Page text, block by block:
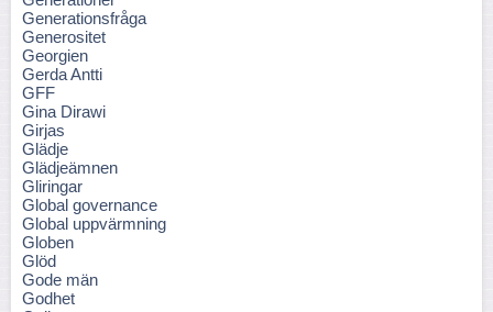
Generationsfråga
Generositet
Georgien
Gerda Antti
GFF
Gina Dirawi
Girjas
Glädje
Glädjeämnen
Gliringar
Global governance
Global uppvärmning
Globen
Glöd
Gode män
Godhet